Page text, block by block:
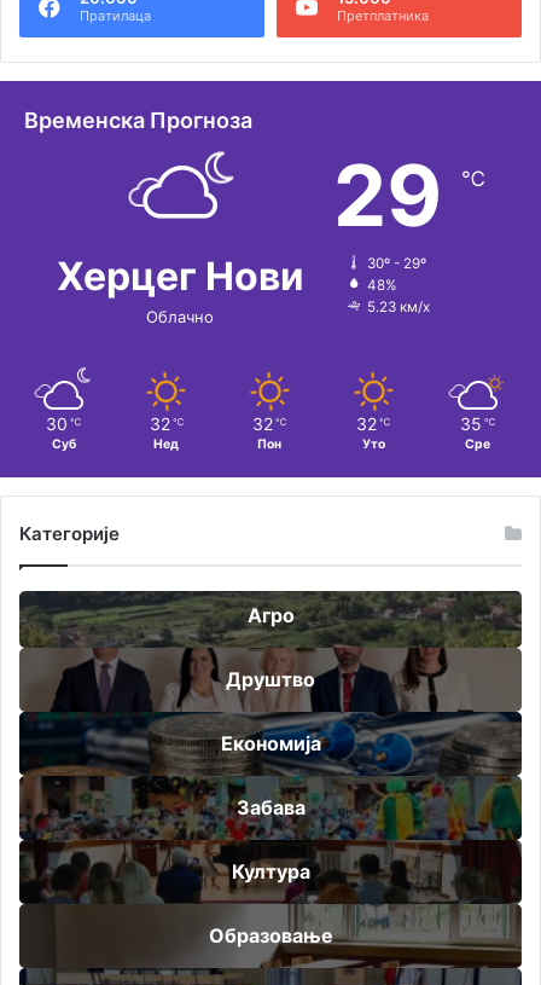
Пратилаца Претплатника
Временска Прогноза
Херцег Нови
Облачно
29 ℃
30º - 29º
48%
5.23 км/х
30 ℃
Суб
32 ℃
Нед
32 ℃
Пон
32 ℃
Уто
35 ℃
Сре
Категорије
Агро
Друштво
Економија
Забава
Култура
Образовање